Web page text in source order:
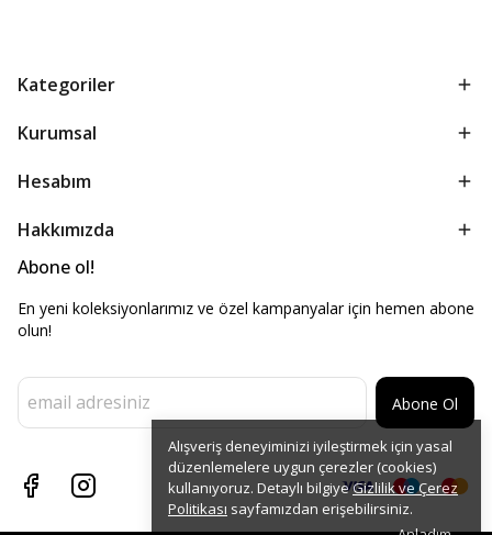
Alışveriş deneyiminizi iyileştirmek için yasal
düzenlemelere uygun çerezler (cookies)
kullanıyoruz. Detaylı bilgiyeGizlilik ve Çerez
Politikası sayfamızdan erişebilirsiniz.
Kategoriler
Kurumsal
Hesabım
Hakkımızda
Abone ol!
En yeni koleksiyonlarımız ve özel kampanyalar için hemen abone
olun!
Abone Ol